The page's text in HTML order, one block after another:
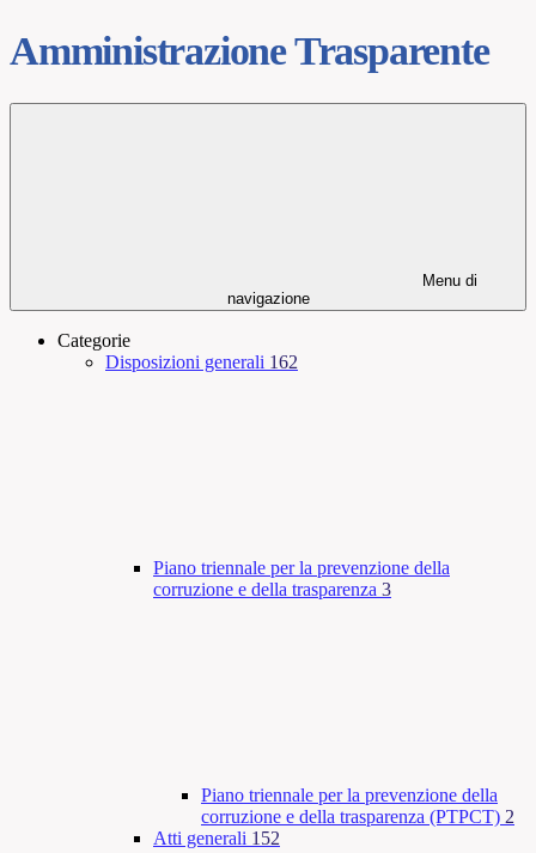
Amministrazione Trasparente
Menu di
navigazione
Categorie
Disposizioni generali 162
Piano triennale per la prevenzione della
corruzione e della trasparenza 3
Piano triennale per la prevenzione della
corruzione e della trasparenza (PTPCT) 2
Atti generali 152